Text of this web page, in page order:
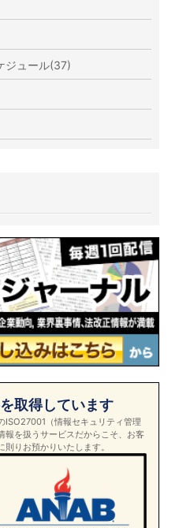
ジュール(37)
取得しています
ISO27001（情報セキュリティ管理
報を扱うサービスだからこそ、お客
りお預かりいたします。